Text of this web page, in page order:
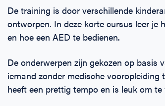
De training is door verschillende
ontworpen. In deze korte cursus leer je
en hoe een AED te bedienen.
De onderwerpen zijn gekozen op basis
iemand zonder medische
heeft een prettig tempo en is leuk om te